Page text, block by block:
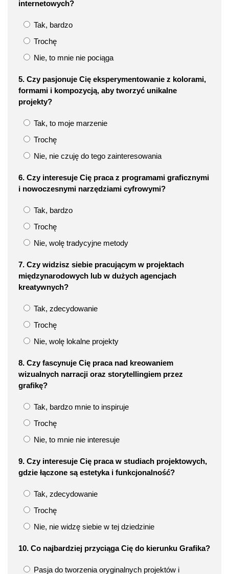
internetowych?
Tak, bardzo
Trochę
Nie, to mnie nie pociąga
5. Czy pasjonuje Cię eksperymentowanie z kolorami,
formami i kompozycją, aby tworzyć unikalne
projekty?
Tak, to moje marzenie
Trochę
Nie, nie czuję do tego zainteresowania
6. Czy interesuje Cię praca z programami graficznymi
i nowoczesnymi narzędziami cyfrowymi?
Tak, bardzo
Trochę
Nie, wolę tradycyjne metody
7. Czy widzisz siebie pracującym w projektach
międzynarodowych lub w dużych agencjach
kreatywnych?
Tak, zdecydowanie
Trochę
Nie, wolę lokalne projekty
8. Czy fascynuje Cię praca nad kreowaniem
wizualnych narracji oraz storytellingiem przez
grafikę?
Tak, bardzo mnie to inspiruje
Trochę
Nie, to mnie nie interesuje
9. Czy interesuje Cię praca w studiach projektowych,
gdzie łączone są estetyka i funkcjonalność?
Tak, zdecydowanie
Trochę
Nie, nie widzę siebie w tej dziedzinie
10. Co najbardziej przyciąga Cię do kierunku Grafika?
Pasja do tworzenia oryginalnych projektów i